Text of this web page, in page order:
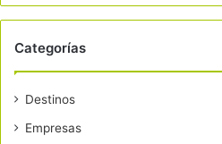
Categorías
Destinos
Empresas